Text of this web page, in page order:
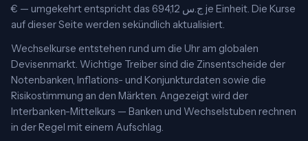
€ — umgekehrt entspricht das 694,12 ج.س je Einheit. Die Kurse
auf dieser Seite werden sekündlich aktualisiert.
Wechselkurse entstehen rund um die Uhr am globalen
Devisenmarkt. Wichtige Treiber sind die Zinsentscheide der
Notenbanken, Inflations- und Konjunkturdaten sowie die
Risikostimmung an den Märkten. Angezeigt wird der
Interbanken-Mittelkurs — Banken und Wechselstuben rechnen
in der Regel mit einem Aufschlag.